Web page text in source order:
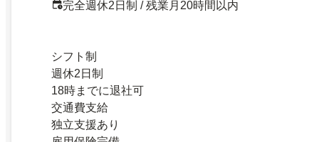
完全週休2日制 / 残業月20時間以内
シフト制
週休2日制
18時までに退社可
交通費支給
独立支援あり